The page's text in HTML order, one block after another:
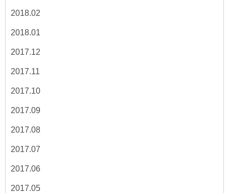
2018.02
2018.01
2017.12
2017.11
2017.10
2017.09
2017.08
2017.07
2017.06
2017.05